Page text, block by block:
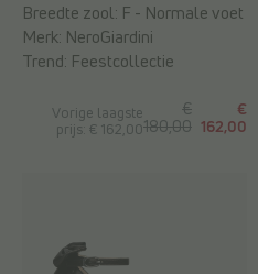
Vorige laagste
prijs: € 162,00
€
180,00
€
162,00
Breedte zool: F - Normale voet
Merk: NeroGiardini
Trend: Feestcollectie